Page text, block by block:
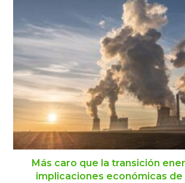
Más caro que la transición
implicaciones económicas de